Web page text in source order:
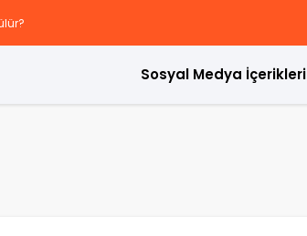
Sosyal Medya İçerikleri